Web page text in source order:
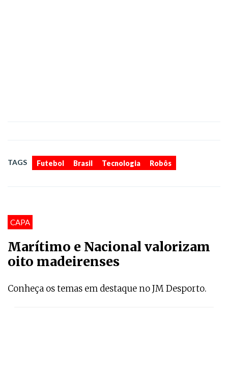
TAGS Futebol Brasil Tecnologia Robôs
CAPA
Marítimo e Nacional valorizam
oito madeirenses
Conheça os temas em destaque no JM Desporto.